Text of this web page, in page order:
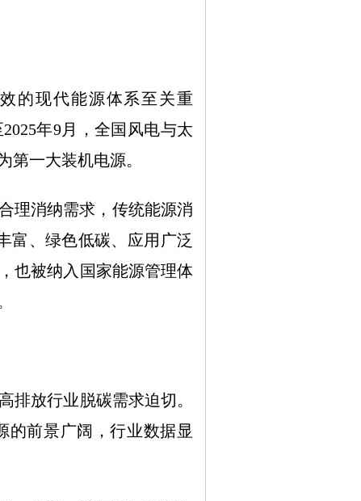
的现代能源体系至关重
年9月，全国风电与太
第一大装机电源。
理消纳需求，传统能源消
富、绿色低碳、应用广泛
也被纳入国家能源管理体
放行业脱碳需求迫切。
的前景广阔，行业数据显